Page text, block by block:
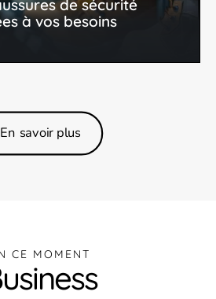
de sécurité
à vos besoins
En savoir plus
CE MOMENT